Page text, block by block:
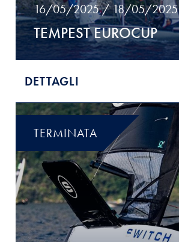
16/05/2025 / 18/05/2025
TEMPEST EUROCUP
DETTAGLI
TERMINATA